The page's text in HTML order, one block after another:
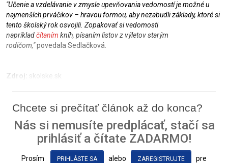
"Učenie a vzdelávanie v zmysle upevňovania vedomostí je možné u
najmenších prváčikov – hravou formou, aby nezabudli základy, ktoré si
tento školský rok osvojili. Zopakovať si vedomosti
napríkladčítaním kníh, písaním listov z výletov starým
rodičom,"povedala Sedlačková.
Zdroj: skolske.sk
Chcete si prečítať článok až do konca?
Nás si nemusíte predplácať, stačí sa
prihlásiť a čítate ZADARMO!
Prosím PRIHLÁSTE SA alebo ZAREGISTRUJTE
pre